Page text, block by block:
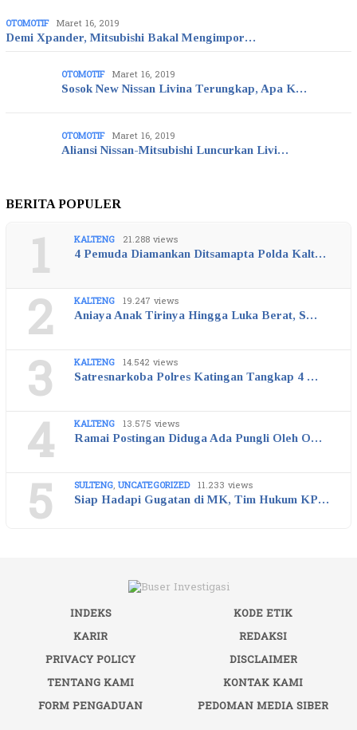
OTOMOTIF Maret 16, 2019
Demi Xpander, Mitsubishi Bakal Mengimpor…
OTOMOTIF Maret 16, 2019
Sosok New Nissan Livina Terungkap, Apa K…
OTOMOTIF Maret 16, 2019
Aliansi Nissan-Mitsubishi Luncurkan Livi…
BERITA POPULER
1 KALTENG 21.288 views
4 Pemuda Diamankan Ditsamapta Polda Kalt…
2 KALTENG 19.247 views
Aniaya Anak Tirinya Hingga Luka Berat, S…
3 KALTENG 14.542 views
Satresnarkoba Polres Katingan Tangkap 4 …
4 KALTENG 13.575 views
Ramai Postingan Diduga Ada Pungli Oleh O…
5 SULTENG, UNCATEGORIZED 11.233 views
Siap Hadapi Gugatan di MK, Tim Hukum KP…
INDEKS
KODE ETIK
KARIR
REDAKSI
PRIVACY POLICY
DISCLAIMER
TENTANG KAMI
KONTAK KAMI
FORM PENGADUAN
PEDOMAN MEDIA SIBER